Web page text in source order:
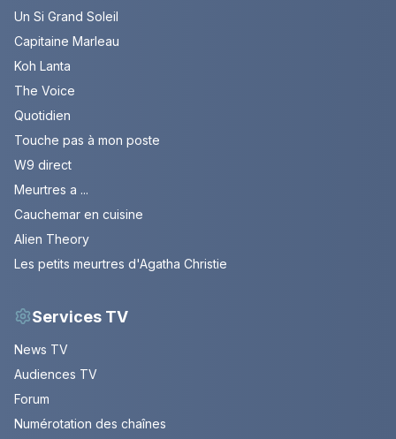
Un Si Grand Soleil
Capitaine Marleau
Koh Lanta
The Voice
Quotidien
Touche pas à mon poste
W9 direct
Meurtres a ...
Cauchemar en cuisine
Alien Theory
Les petits meurtres d'Agatha Christie
Services TV
News TV
Audiences TV
Forum
Numérotation des chaînes